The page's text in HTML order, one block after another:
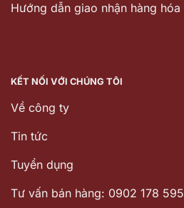
Hướng dẫn giao nhận hàng hóa
KẾT NỐI VỚI CHÚNG TÔI
Về công ty
Tin tức
Tuyển dụng
Tư vấn bán hàng: 0902 178 595